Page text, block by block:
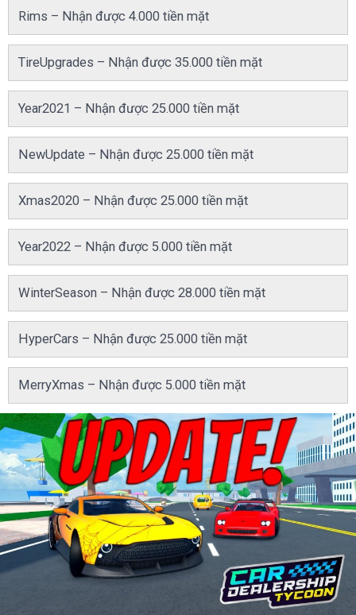
Rims – Nhận được 4.000 tiền mặt
TireUpgrades – Nhận được 35.000 tiền mặt
Year2021 – Nhận được 25.000 tiền mặt
NewUpdate – Nhận được 25.000 tiền mặt
Xmas2020 – Nhận được 25.000 tiền mặt
Year2022 – Nhận được 5.000 tiền mặt
WinterSeason – Nhận được 28.000 tiền mặt
HyperCars – Nhận được 25.000 tiền mặt
MerryXmas – Nhận được 5.000 tiền mặt